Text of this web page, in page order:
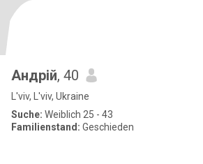
Андрій, 40
L'viv, L'viv, Ukraine
Suche: Weiblich 25 - 43
Familienstand: Geschieden